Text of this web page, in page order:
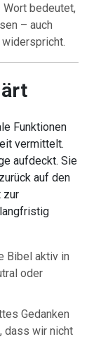
Wort bedeutet,
– auch
Funktionen
vermittelt.
aufdeckt. Sie
auf den
zur
Bibel aktiv in
oder
Gedanken
dass wir nicht